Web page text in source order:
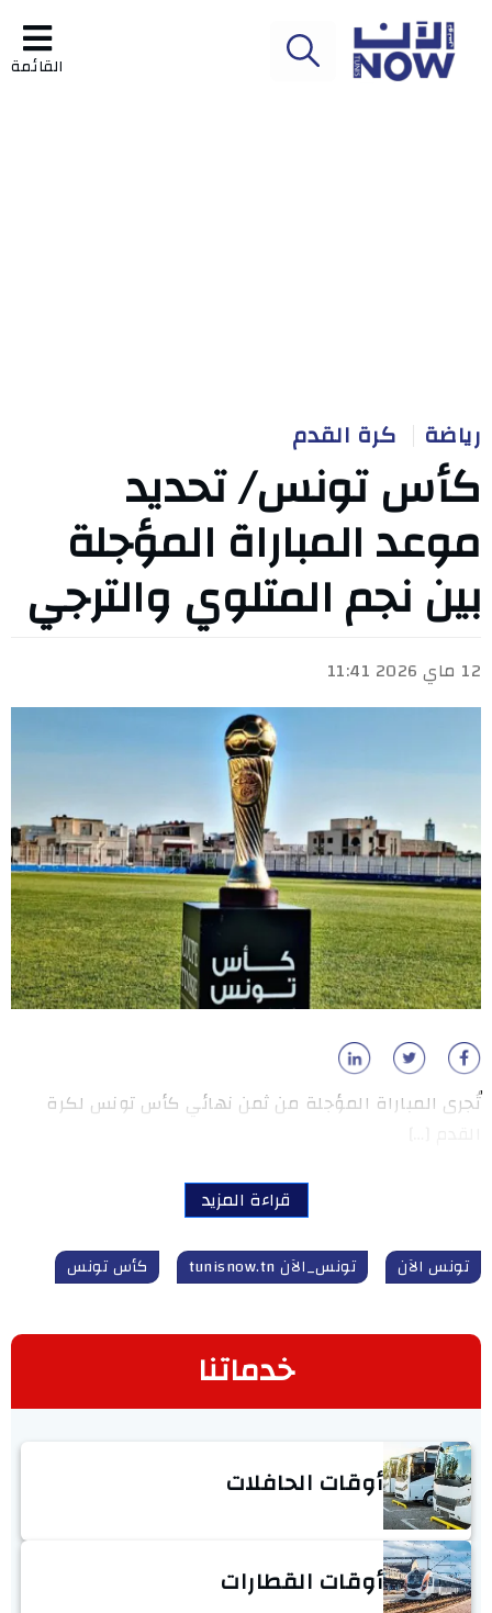
القائمة
رياضة كرة القدم
كأس تونس/ تحديد
موعد المباراة المؤجلة
بين نجم المتلوي والترجي
12 ماي 2026 11:41
تُجرى المباراة المؤجلة من ثمن نهائي كأس تونس لكرة
قراءة المزيد
تونس الآن تونس_الآن tunisnow.tn كأس تونس
خدماتنا
أوقات الحافلات
أوقات القطارات